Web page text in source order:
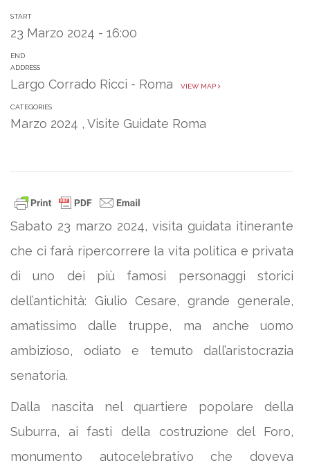
START
23 Marzo 2024 - 16:00
END
ADDRESS
Largo Corrado Ricci - Roma VIEW MAP
CATEGORIES
Marzo 2024 , Visite Guidate Roma
Sabato 23 marzo 2024, visita guidata itinerante
che ci farà ripercorrere la vita politica e privata
di uno dei più famosi personaggi storici
dell’antichità: Giulio Cesare, grande generale,
amatissimo dalle truppe, ma anche uomo
ambizioso, odiato e temuto dall’aristocrazia
senatoria.
Dalla nascita nel quartiere popolare della
Suburra, ai fasti della costruzione del Foro,
monumento autocelebrativo che doveva